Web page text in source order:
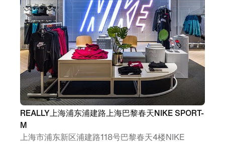
REALLY上海浦东浦建路上海巴黎春天NIKE SPORT-
M
上海市浦东新区浦建路118号巴黎春天4楼NIKE